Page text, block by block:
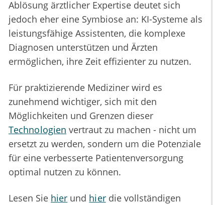
Ablösung ärztlicher Expertise deutet sich
jedoch eher eine Symbiose an: KI-Systeme als
leistungsfähige Assistenten, die komplexe
Diagnosen unterstützen und Ärzten
ermöglichen, ihre Zeit effizienter zu nutzen.
Für praktizierende Mediziner wird es
zunehmend wichtiger, sich mit den
Möglichkeiten und Grenzen dieser
Technologien vertraut zu machen - nicht um
ersetzt zu werden, sondern um die Potenziale
für eine verbesserte Patientenversorgung
optimal nutzen zu können.
Lesen Sie hier und hierdie vollständigen